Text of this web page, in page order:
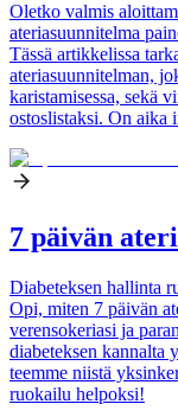
Oletko valmis
ateriasuunnitelma
Tässä artikkelissa
ateriasuunnitelman,
karistamisessa, sekä
ostoslistaksi. On aika
7 päivän
Diabeteksen hallinta
Opi, miten 7 päivän
verensokeriasi ja
diabeteksen kannalta
teemme niistä
ruokailu helpoksi!